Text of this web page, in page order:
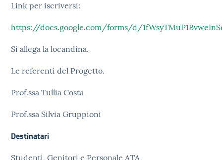
Link per iscriversi:
https://docs.google.com/forms/d/
Si allega la locandina.
Le referenti del Progetto.
Prof.ssa Tullia Costa
Prof.ssa Silvia Gruppioni
Destinatari
Studenti, Genitori e Personale ATA